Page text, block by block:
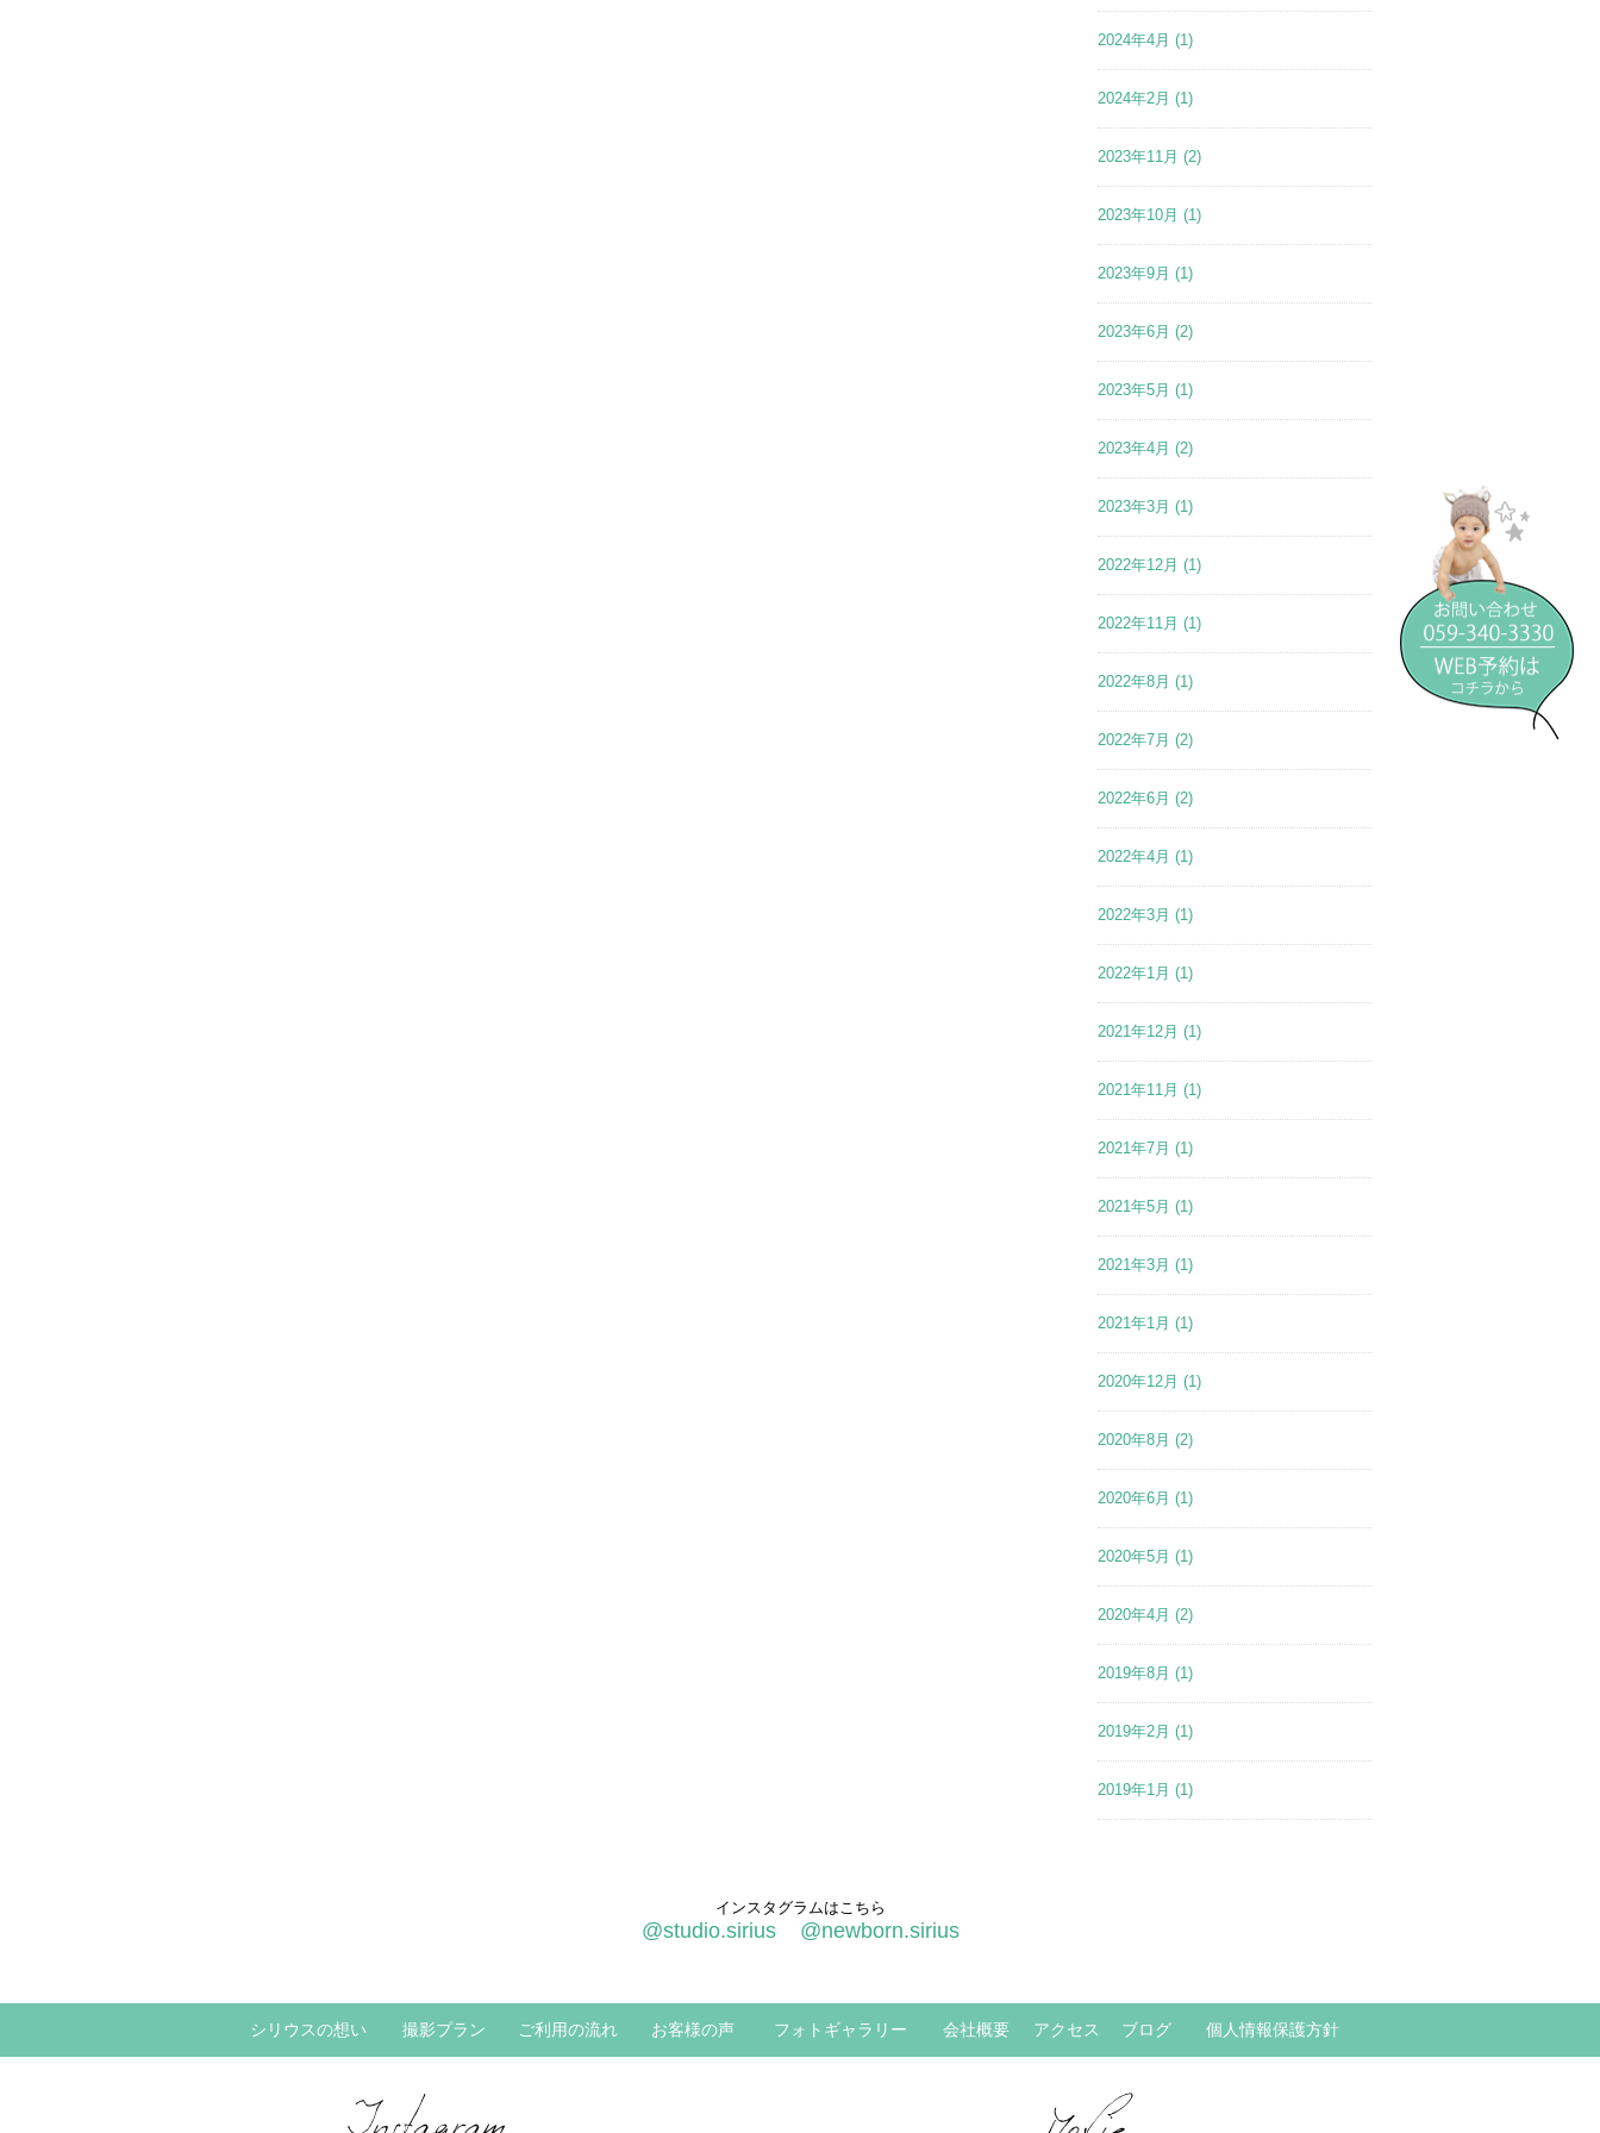
2024年4月 (1)
2024年2月 (1)
2023年11月 (2)
2023年10月 (1)
2023年9月 (1)
2023年6月 (2)
2023年5月 (1)
2023年4月 (2)
2023年3月 (1)
2022年12月 (1)
2022年11月 (1)
2022年8月 (1)
2022年7月 (2)
2022年6月 (2)
2022年4月 (1)
2022年3月 (1)
2022年1月 (1)
2021年12月 (1)
2021年11月 (1)
2021年7月 (1)
2021年5月 (1)
2021年3月 (1)
2021年1月 (1)
2020年12月 (1)
2020年8月 (2)
2020年6月 (1)
2020年5月 (1)
2020年4月 (2)
2019年8月 (1)
2019年2月 (1)
2019年1月 (1)
インスタグラムはこちら
@studio.sirius @newborn.sirius
シリウスの想い 撮影プラン ご利用の流れ お客様の声 フォトギャラリー 会社概要 アクセス ブログ 個人情報保護方針